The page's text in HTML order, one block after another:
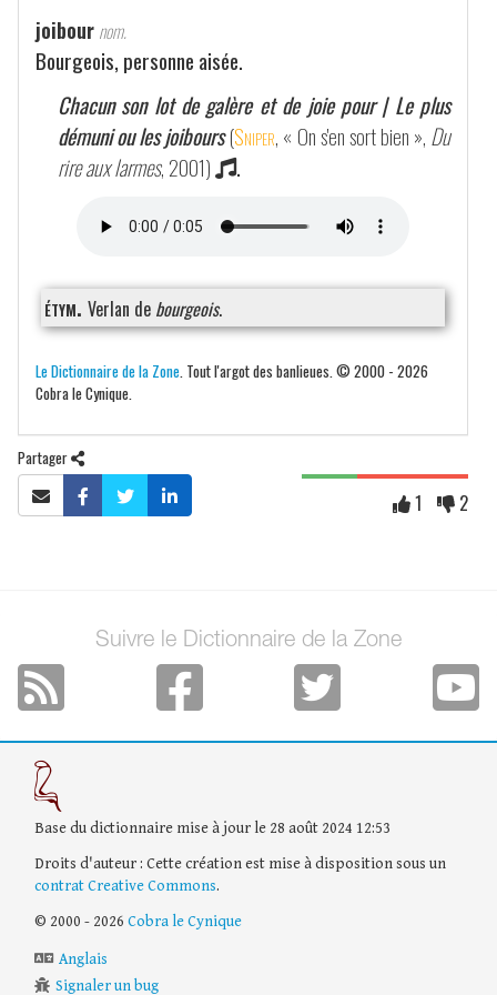
joibour nom.
Bourgeois, personne aisée.
Chacun son lot de galère et de joie pour | Le plus
démuni ou les joibours(Sniper, « On s'en sort bien », Du
rire aux larmes, 2001) .
étym. Verlan de bourgeois.
Le Dictionnaire de la Zone . Tout l'argot des banlieues. © 2000 - 2026
Cobra le Cynique.
Partager
1 2
Suivre le Dictionnaire de la Zone
Base du dictionnaire mise à jour le 28 août 2024 12:53
Droits d'auteur : Cette création est mise à disposition sous un
contrat Creative Commons.
© 2000 - 2026 Cobra le Cynique
Anglais
Signaler un bug